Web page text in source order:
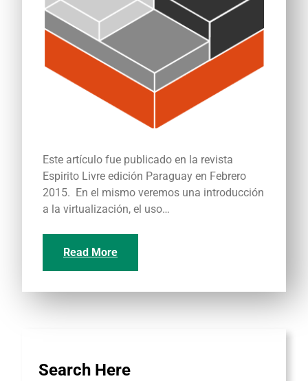
Este artículo fue publicado en la revista
Espirito Livre edición Paraguay en Febrero
2015. En el mismo veremos una introducción
a la virtualización, el uso…
Read More
Search Here